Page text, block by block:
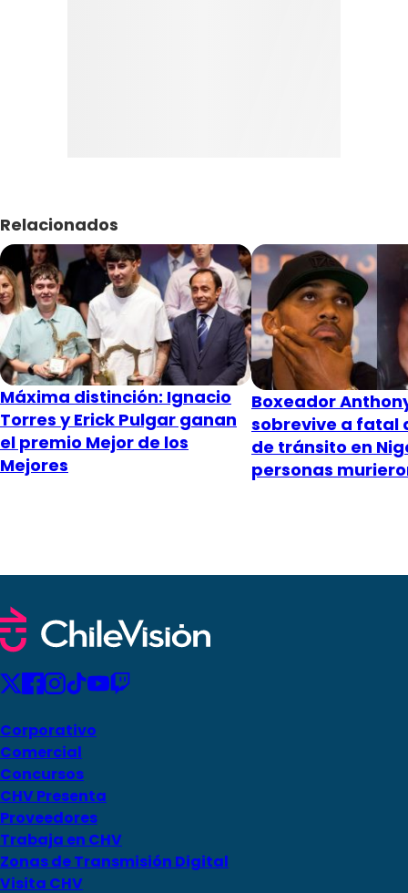
Relacionados
Máxima distinción: Ignacio
Torres y Erick Pulgar ganan
el premio Mejor de los
Mejores
Boxeador
sobrevive a fatal
de tránsito en
personas
Corporativo
Comercial
Concursos
CHV Presenta
Proveedores
Trabaja en CHV
Zonas de Transmisión Digital
Visita CHV